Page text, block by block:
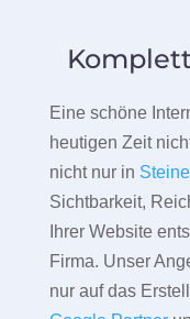
Eine schöne
heutigen Zeit
nicht nur in
Sichtbarkeit,
Ihrer Website
Firma. Unser
nur auf das